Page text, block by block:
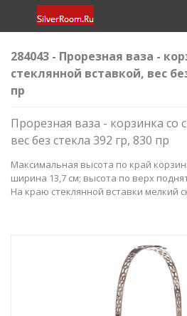
284043 - Прорезная ваза -
стеклянной вставкой, вес
пр
Прорезная ваза - корзинка со
вес без стекла 392 гр, 830 пр
Максимальная высота по край
ширина 13,7 см; высота по верх
На краю стеклянной вставки мелкий